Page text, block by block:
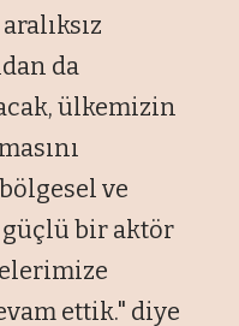
da
ülkemizin
ve
bir aktör
ettik." diye